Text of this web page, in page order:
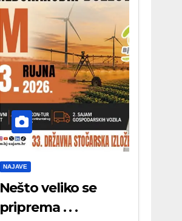
NAJAVE
Nešto veliko se
priprema . . .